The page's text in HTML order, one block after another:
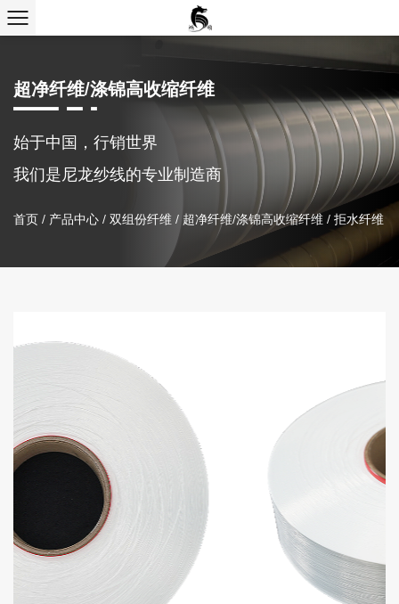
超净纤维/涤锦高收缩纤维
始于中国，行销世界
我们是尼龙纱线的专业制造商
首页 / 产品中心 / 双组份纤维 / 超净纤维/涤锦高收缩纤维 / 拒水纤维